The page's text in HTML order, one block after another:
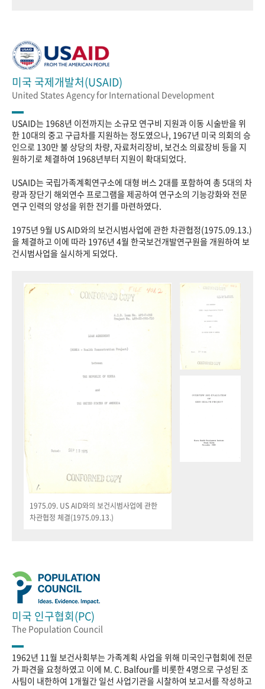
미국 국제개발처(USAID)
United States Agency for International Development
USAID는 1968년 이전까지는 소규모 연구비 지원과 이동 시술반을 위
한 10대의 중고 구급차를 지원하는 정도였으나, 1967년 미국 의회의 승
인으로 130만 불 상당의 차량, 자료처리장비, 보건소 의료장비 등을 지
원하기로 체결하여 1968년부터 지원이 확대되었다.
USAID는 국립가족계획연구소에 대형 버스 2대를 포함하여 총 5대의 차
량과 장단기 해외연수 프로그램을 제공하여 연구소의 기능강화와 전문
연구 인력의 양성을 위한 전기를 마련하였다.
1975년 9월 US AID와의 보건시범사업에 관한 차관협정(1975.09.13.)
을 체결하고 이에 따라 1976년 4월 한국보건개발연구원을 개원하여 보
건시범사업을 실시하게 되었다.
1975.09. US AID와의 보건시범사업에 관한
차관협정 체결(1975.09.13.)
미국 인구협회(PC)
The Population Council
1962년 11월 보건사회부는 가족계획 사업을 위해 미국인구협회에 전문
가 파견을 요청하였고 이에 M. C. Balfour를 비롯한 4명으로 구성된 조
사팀이 내한하여 1개월간 일선 사업기관을 시찰하여 보고서를 작성하고